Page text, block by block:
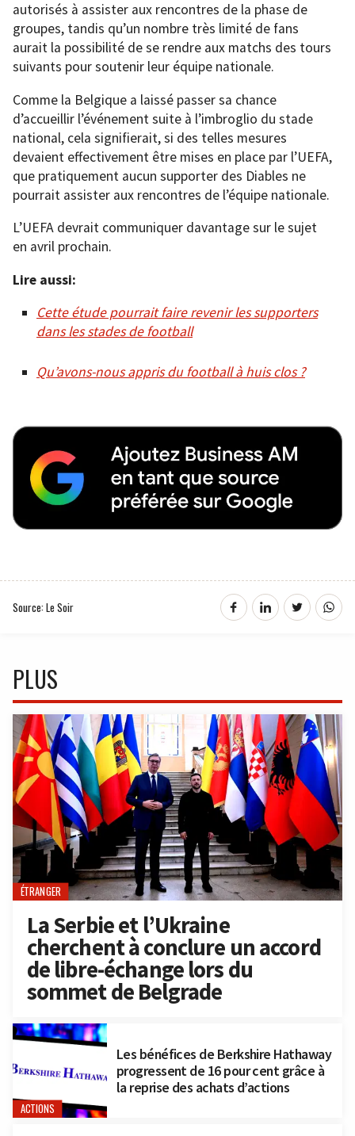
autorisés à assister aux rencontres de la phase de
groupes, tandis qu’un nombre très limité de fans
aurait la possibilité de se rendre aux matchs des tours
suivants pour soutenir leur équipe nationale.
Comme la Belgique a laissé passer sa chance
d’accueillir l’événement suite à l’imbroglio du stade
national, cela signifierait, si des telles mesures
devaient effectivement être mises en place par l’UEFA,
que pratiquement aucun supporter des Diables ne
pourrait assister aux rencontres de l’équipe nationale.
L’UEFA devrait communiquer davantage sur le sujet
en avril prochain.
Lire aussi:
Cette étude pourrait faire revenir les supporters
dans les stades de football
Qu’avons-nous appris du football à huis clos ?
Source: Le Soir
PLUS
ÉTRANGER
La Serbie et l’Ukraine
cherchent à conclure un accord
de libre-échange lors du
sommet de Belgrade
ACTIONS
Les bénéfices de Berkshire Hathaway
progressent de 16 pour cent grâce à
la reprise des achats d’actions